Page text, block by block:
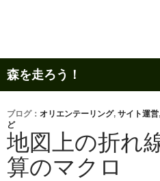
ン
ツ
へ
キ
ッ
森を走ろう！
検
索
ブログ： オリエンテーリング, サイト運営,
ど
地図上の折れ
算のマクロ